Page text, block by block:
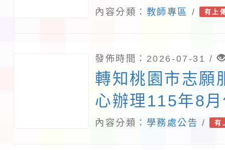
國立臺中教育大
職教師臺灣台語
能課程計畫」1
所屬教師踴躍參
照。
內容分類： 教師專區 / 有上
發佈時間：2026-07-31 /
轉知桃園市志願
心辦理115年8
務教育訓練課程
內容分類： 學務處公告 / 有